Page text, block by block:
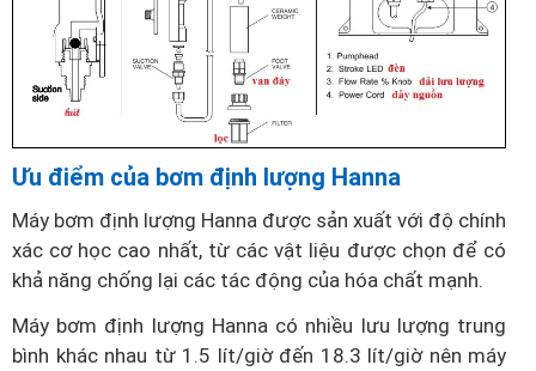
Ưu điểm của bơm định lượng Hanna
Máy bơm định lượng Hanna được sản xuất với độ chính
xác cơ học cao nhất, từ ​​các vật liệu được chọn để có
khả năng chống lại các tác động của hóa chất mạnh.
Máy bơm định lượng Hanna có nhiều lưu lượng trung
bình khác nhau từ 1.5 lít/giờ đến 18.3 lít/giờ nên máy